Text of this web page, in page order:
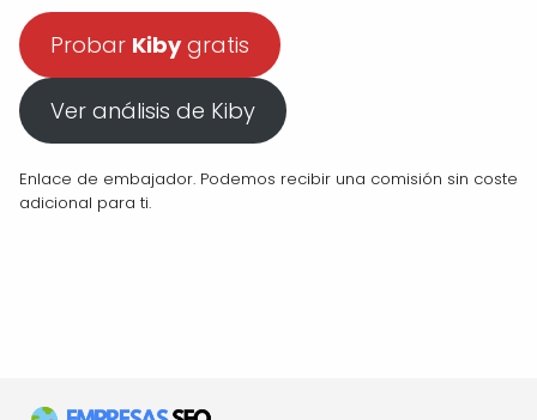
Probar Kibygratis
Ver análisis de Kiby
Enlace de embajador. Podemos recibir una comisión sin coste
adicional para ti.